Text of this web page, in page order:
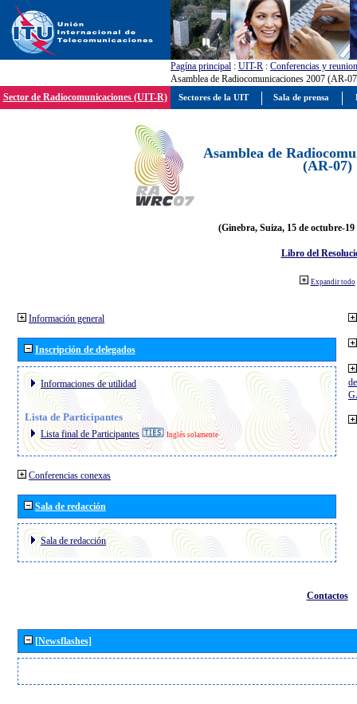
Pagína principal : UIT-R : Conferencias y
Asamblea de Radiocomunicaciones 2007 (AR-
Sector de Radiocomunicaciones (UIT-R)
Asamblea de
(AR-07)
(Ginebra, Suiza, 15 de octubre-19
Libro del
Expandir todo
Información general
Inscripción de delegados
Informaciones de utilidad
Lista de Participantes
Lista final de Participantes Inglés solamente
Conferencias conexas
Sala de redacción
Sala de redacción
Contactos
[Newsflashes]
Sectores de la UIT Sala de prensa